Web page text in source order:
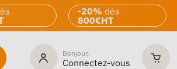
-20% dès
800€HT
Bonjour,
Connectez-vous